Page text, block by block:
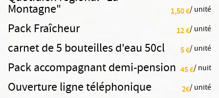
Montagne" 1,50 €/ unité
Pack Fraîcheur 12 €/ unité
carnet de 5 bouteilles d'eau 50cl 5 €/ unité
Pack accompagnant demi-pension 45 €/ nuit
Ouverture ligne téléphonique 2€/ unité